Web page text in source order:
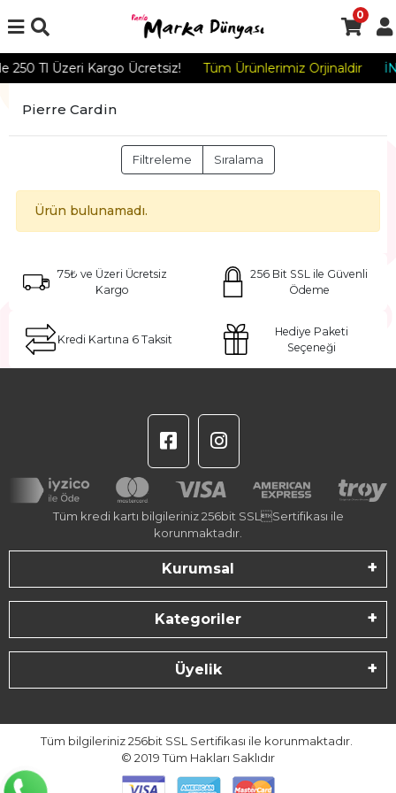
250 Tl Üzeri Kargo Ücretsiz! Tüm Ürünlerimiz Orjinaldir
0
Pierre Cardin
Filtreleme Sıralama
Ürün bulunamadı.
75₺ ve Üzeri Ücretsiz
Kargo
256 Bit SSL ile Güvenli
Ödeme
Kredi Kartına 6 Taksit
Hediye Paketi
Seçeneği
Tüm kredi kartı bilgileriniz 256bit SSLSertifikası ile
korunmaktadır.
Kurumsal
Kategoriler
Üyelik
Tüm bilgileriniz 256bit SSL Sertifikası ile korunmaktadır.
© 2019Tüm Hakları Saklıdır